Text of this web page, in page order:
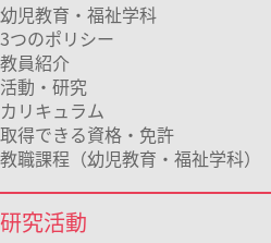
幼児教育・福祉学科
3つのポリシー
教員紹介
活動・研究
カリキュラム
取得できる資格・免許
教職課程（幼児教育・福祉学科）
研究活動